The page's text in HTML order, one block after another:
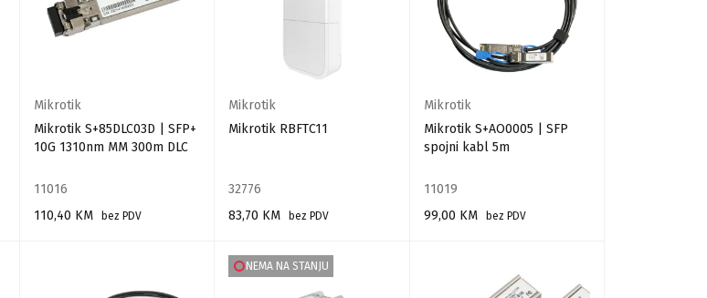
Mikrotik
Mikrotik S+85DLC03D | SFP+
10G 1310nm MM 300m DLC
11016
110,40 KM
bez PDV
Mikrotik
Mikrotik RBFTC11
32776
83,70 KM
bez PDV
Mikrotik
Mikrotik S+AO0005 | SFP
spojni kabl 5m
11019
99,00 KM
bez PDV
NEMA NA STANJU